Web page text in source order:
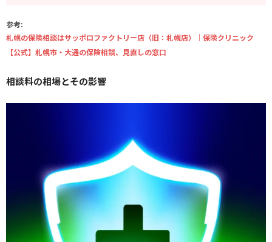
参考:
札幌の保険相談はサッポロファクトリー店（旧：札幌店）｜保険クリニック
【公式】札幌市・大通の保険相談、見直しの窓口
相談料の相場とその影響